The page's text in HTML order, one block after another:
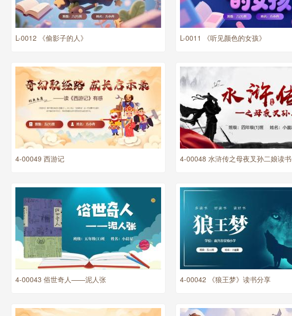
L-0012 《偷影子的人》 L-0011 《听见颜色的女孩》
4-00049 西游记 4-00048 水浒传之母夜叉孙二娘读
4-00043 俗世奇人——泥人张 4-00042 《狼王梦》读书分享